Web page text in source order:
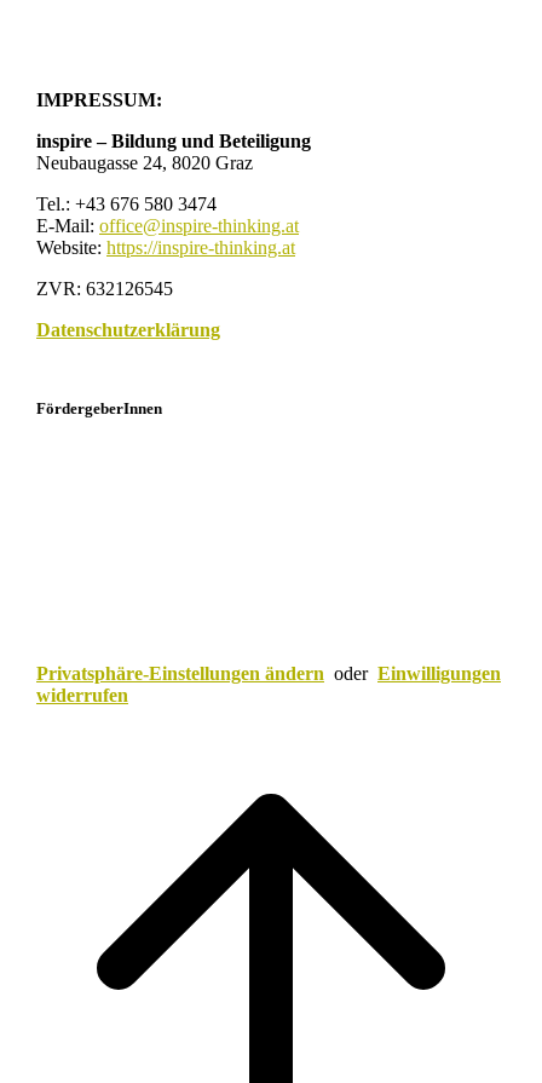
IMPRESSUM:
inspire – Bildung und Beteiligung
Neubaugasse 24, 8020 Graz
Tel.: +43 676 580 3474
E-Mail: office@inspire-thinking.at
Website: https://inspire-thinking.at
ZVR: 632126545
Datenschutzerklärung
FördergeberInnen
Privatsphäre-Einstellungen ändern oder Einwilligungen
widerrufen